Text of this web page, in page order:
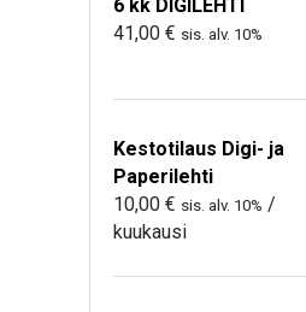
6 kk DIGILEHTI
41,00 € sis. alv. 10%
Kestotilaus Digi- ja
Paperilehti
10,00 € sis. alv. 10% /
kuukausi